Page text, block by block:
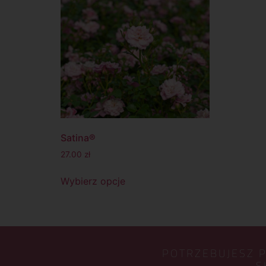
Satina®
27.00 zł
Wybierz opcje